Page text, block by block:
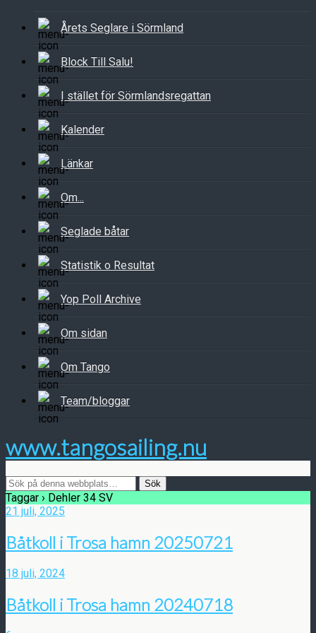
Årets Seglare i Sörmland
Block Till Salu!
I stället för Sörmlandsregattan
Kalender
Länkar
Om...
Seglade båtar
Statistik o Resultat
Yop Poll Archive
Om sidan
Om Tango
Team/bloggar
www.tangosailing.nu
Taggar › Dehler 34 SV
21 juli, 2025
Båtkoll i Trosa hamn 20250721
18 juli, 2024
Båtkoll i Trosa hamn 20240718